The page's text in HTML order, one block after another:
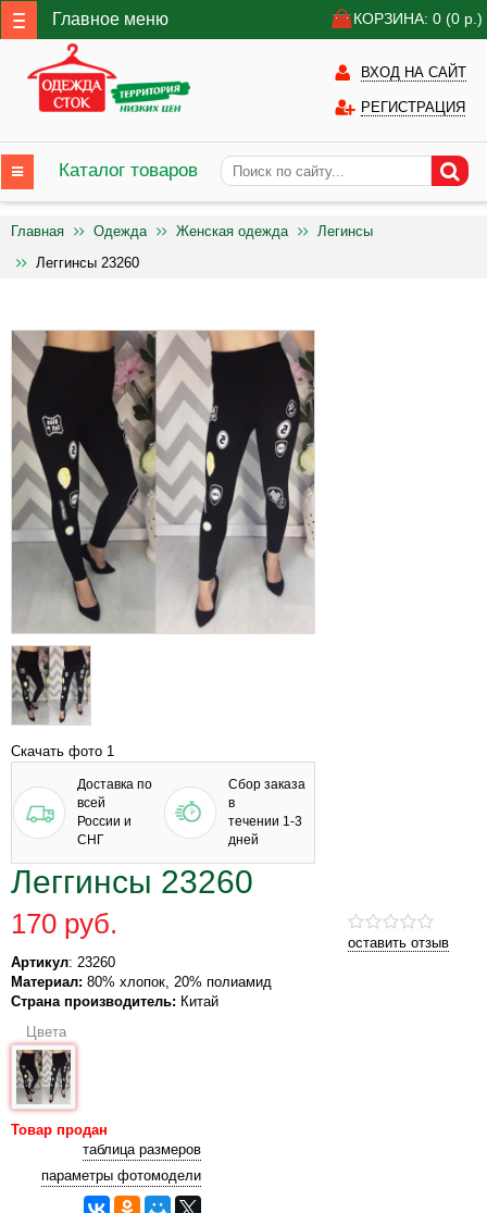
Главное меню КОРЗИНА: 0 (0 р.)
ВХОД НА САЙТ
РЕГИСТРАЦИЯ
Каталог товаров
Главная Одежда Женская одежда
Легинсы
Леггинсы 23260
Скачать фото 1
Доставка по
всей
России и
СНГ
Сбор заказа
в
течении 1-3
дней
Леггинсы 23260
оставить отзыв
170 руб.
Артикул: 23260
Материал: 80% хлопок, 20% полиамид
Страна производитель: Китай
Цвета
Товар продан
таблица размеров
параметры фотомодели